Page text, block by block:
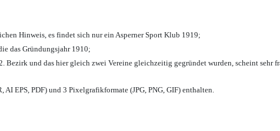
Hinweis, es findet sich nur ein Asperner Sport Klub 1919;
das Gründungsjahr 1910;
Bezirk und das hier gleich zwei Vereine gleichzeitig gegründet wurden, scheint sehr
EPS, PDF) und 3 Pixelgrafikformate (JPG, PNG, GIF) enthalten.